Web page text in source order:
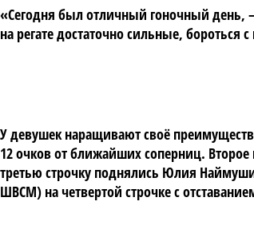
«Сегодня был отличный гоночный день,
на регате достаточно сильные,
У девушек наращивают своё
12 очков от ближайших соперниц.
третью строчку поднялись Юлия
ШВСМ) на четвертой строчке с